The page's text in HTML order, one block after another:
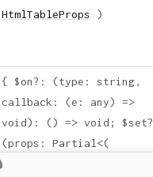
HtmlTableProps
)
{ $on? : (type : string,
callback : (e : any)
=>
void) : () => void ; $set?
(props : Partial <(
TableInHtmlTableProps